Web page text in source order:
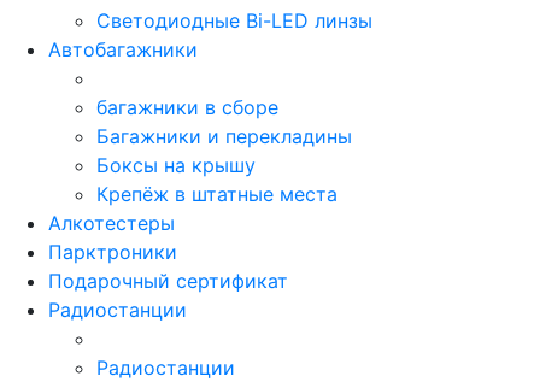
Светодиодные Bi-LED линзы
Автобагажники
багажники в сборе
Багажники и перекладины
Боксы на крышу
Крепёж в штатные места
Алкотестеры
Парктроники
Подарочный сертификат
Радиостанции
Радиостанции